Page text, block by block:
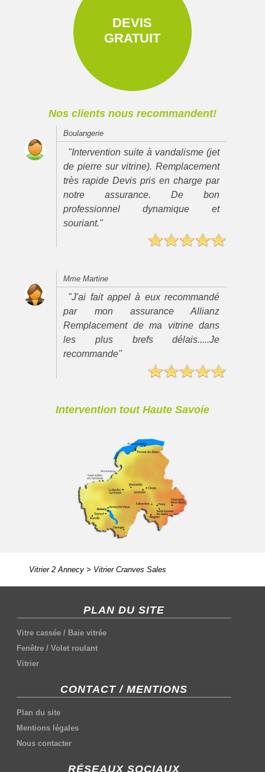
DEVIS
GRATUIT
Nos clients nous recommandent!
Boulangerie
"Intervention suite à vandalisme (jet
de pierre sur vitrine). Remplacement
très rapide Devis pris en charge par
notre assurance. De bon
professionnel dynamique et
souriant."
Mme Martine
"J'ai fait appel à eux recommandé
par mon assurance Allianz
Remplacement de ma vitrine dans
les plus brefs délais.....Je
recommande"
Intervention tout Haute Savoie
Vitrier 2 Annecy> Vitrier Cranves Sales
PLAN DU SITE
Vitre cassée / Baie vitrée
Fenêtre /Volet roulant
Vitrier
CONTACT / MENTIONS
Plan du site
Mentions légales
Nous contacter
RÉSEAUX SOCIAUX